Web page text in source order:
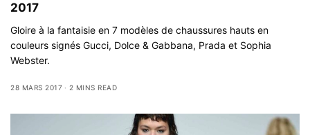
2017
Gloire à la fantaisie en 7 modèles de chaussures hauts en
couleurs signés Gucci, Dolce & Gabbana, Prada et Sophia
Webster.
28 MARS 2017 2 MINS READ